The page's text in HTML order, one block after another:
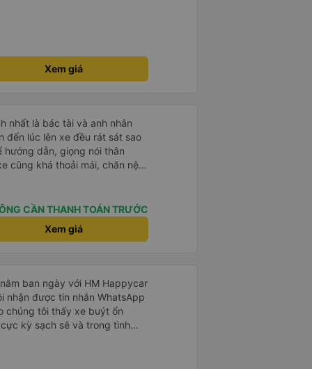
Xem giá
nhất là bác tài và anh nhân
hướng dẫn, giọng nói thân
của mình hầu hết là các cô bác
ban đầu dự kiến là Ngã 3
nhưng các anh hướng dẫn
nào dám chở đâu ( vì đây là
CẦN THANH TOÁN TRƯỚC
Xem giá
ban ngày với HM Happycar
nhận được tin nhắn WhatsApp
chúng tôi thấy xe buýt ổn
kỳ sạch sẽ và trong tình
nhỏ riêng tư và nằm